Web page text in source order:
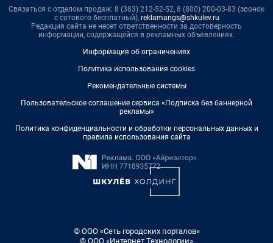
Связаться с отделом продаж: 8 (383) 212-52-52, 8 (800) 200-03-83 (звонок
с сотового бесплатный), reklamangs@shkulev.ru
Редакция сайта не несет ответственности за достоверность
информации, содержащейся в рекламных объявлениях.
Информация об ограничениях
Политика использования cookies
Рекомендательные системы
Пользовательское соглашение сервиса «Подписка без баннерной
рекламы»
Политика конфиденциальности и обработки персональных данных и
правила использования сайта
© ООО «Сеть городских порталов»
© ООО «Интернет Технологии»